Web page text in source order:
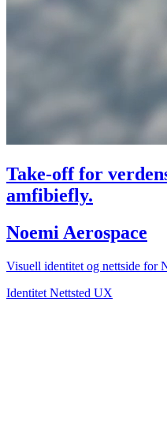
Take-off for
amfibiefly.
Noemi Aerospace
Visuell identitet og nettside for
Identitet Nettsted UX